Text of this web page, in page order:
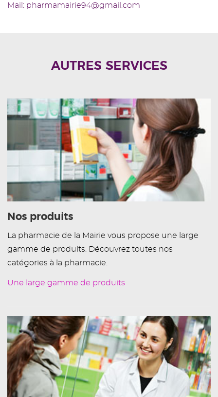
Mail: pharmamairie94@gmail.com
AUTRES SERVICES
Nos produits
La pharmacie de la Mairie vous propose une large
gamme de produits. Découvrez toutes nos
catégories à la pharmacie.
Une large gamme de produits